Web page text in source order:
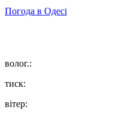
Погода в Одесі
волог.:
тиск:
вітер: